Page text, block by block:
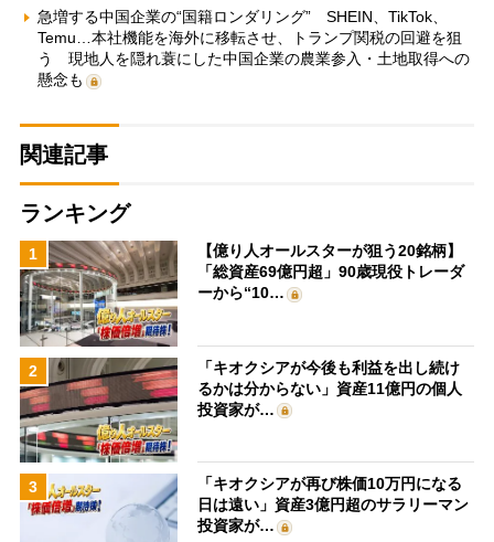
急増する中国企業の“国籍ロンダリング” SHEIN、TikTok、
Temu…本社機能を海外に移転させ、トランプ関税の回避を狙
う 現地人を隠れ蓑にした中国企業の農業参入・土地取得への
懸念も
関連記事
ランキング
1
【億り人オールスターが狙う20銘柄】
「総資産69億円超」90歳現役トレーダ
ーから“10…
2
「キオクシアが今後も利益を出し続け
るかは分からない」資産11億円の個人
投資家が…
3
「キオクシアが再び株価10万円になる
日は遠い」資産3億円超のサラリーマン
投資家が…